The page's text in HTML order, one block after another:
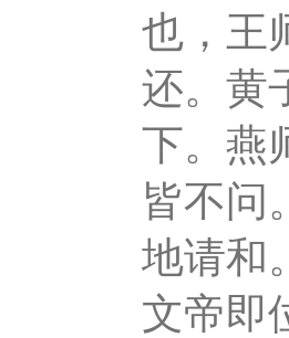
也，王
还。黄
下。燕
皆不问
地请和
文帝即